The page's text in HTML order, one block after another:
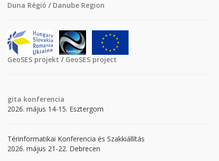
Duna Régió / Danube Region
GeoSES projekt / GeoSES project
gita konferencia
2026. május 14-15. Esztergom
Térinformatikai Konferencia és Szakkiállítás
2026. május 21-22. Debrecen